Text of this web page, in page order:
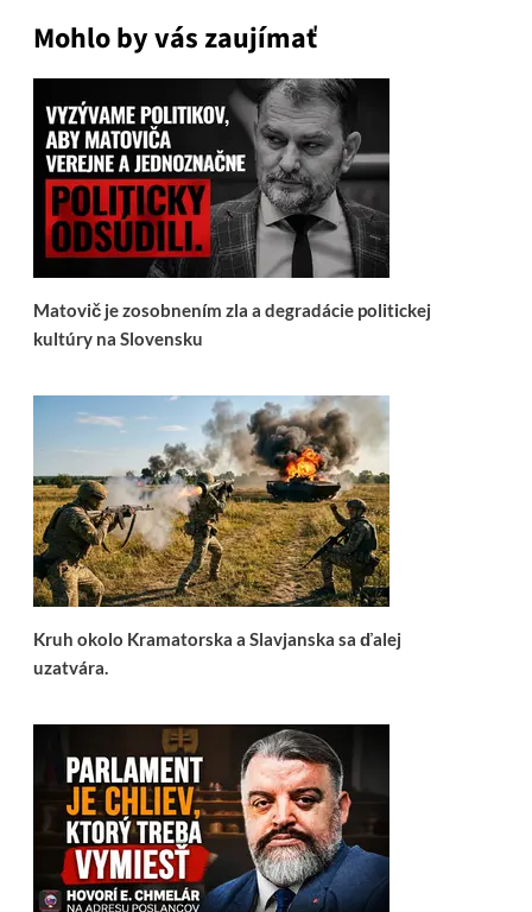
Mohlo by vás zaujímať
Matovič je zosobnením zla a degradácie politickej
kultúry na Slovensku
Kruh okolo Kramatorska a Slavjanska sa ďalej
uzatvára.